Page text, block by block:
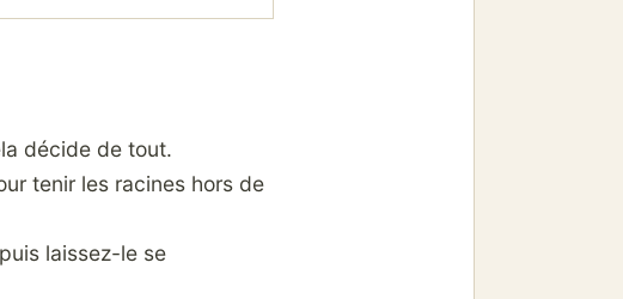
décide de tout.
tenir les racines hors de
laissez-le se